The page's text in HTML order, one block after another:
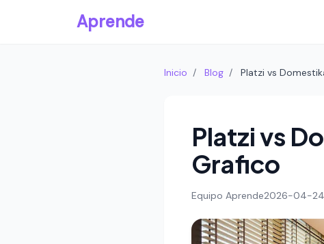
Aprende
Inicio / Blog / Platzi vs
Platzi vs
Grafico
Equipo Aprende2026-04-24